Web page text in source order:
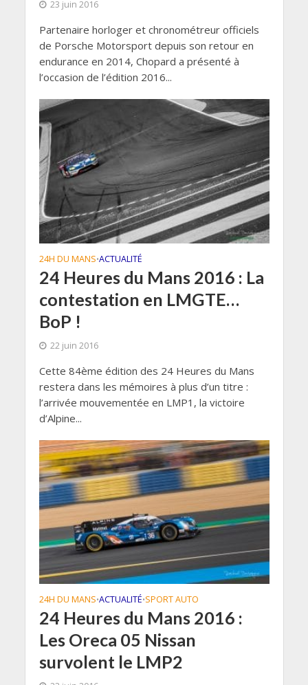
23 juin 2016
Partenaire horloger et chronométreur officiels
de Porsche Motorsport depuis son retour en
endurance en 2014, Chopard a présenté à
l’occasion de l’édition 2016...
24H DU MANS•ACTUALITÉ
24 Heures du Mans 2016 : La
contestation en LMGTE…
BoP !
22 juin 2016
Cette 84ème édition des 24 Heures du Mans
restera dans les mémoires à plus d’un titre :
l’arrivée mouvementée en LMP1, la victoire
d’Alpine...
24H DU MANS•ACTUALITÉ•SPORT AUTO
24 Heures du Mans 2016 :
Les Oreca 05 Nissan
survolent le LMP2